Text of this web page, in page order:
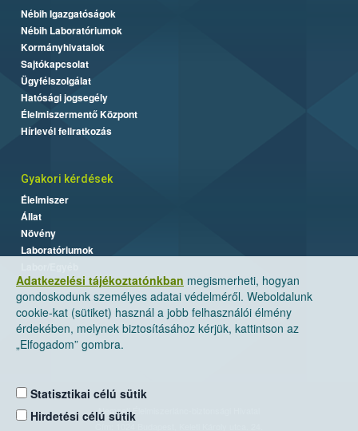
Adatkezelési tájékoztatónkban megismerheti, hogyan
gondoskodunk személyes adatai védelméről. Weboldalunk
cookie-kat (sütiket) használ a jobb felhasználói élmény
érdekében, melynek biztosításához kérjük, kattintson az
„Elfogadom” gombra.
Statisztikai célú sütik
Hirdetési célú sütik
Nébih Igazgatóságok
Nébih Laboratóriumok
Kormányhivatalok
Sajtókapcsolat
Ügyfélszolgálat
Hatósági jogsegély
Élelmiszermentő Központ
Hírlevél feliratkozás
Gyakori kérdések
Élelmiszer
Állat
Növény
Laboratóriumok
Nemzeti Élelmiszerlánc-biztonsági Hivatal